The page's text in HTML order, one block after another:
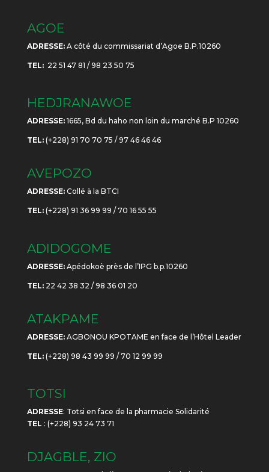
AGOE
ADRESSE:A côté du commissariat d’Agoe B.P.10260
TEL:22 51 47 81 / 98 23 50 75
HEDJRANAWOE
ADRESSE:1665, Bd du haho non loin du marché B.P 10260
TEL:(+228) 91 70 70 75 / 97 46 46 46
AVEPOZO
ADRESSE:Collé à la BTCI
TEL:(+228) 91 36 99 99 / 70 16 55 55
ADIDOGOME
ADRESSE:Apédokoè près de l’IPG b.p.10260
TEL:22 42 38 32 / 98 36 01 20
ATAKPAME
ADRESSE:AGBONOU KPOTAME en face de l’Hôtel Leader
TEL:(+228) 98 43 99 99 / 70 12 99 99
TOTSI
ADRESSE: Totsi en face de la pharmacie Solidarité
TEL : (+228) 93 24 73 71
DJAGBLE, ZIO